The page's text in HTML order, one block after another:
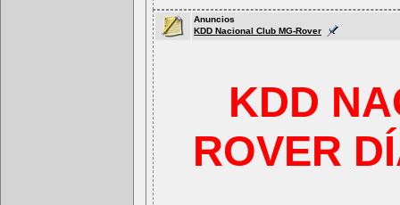
Anuncios
KDD Nacional Club MG-Rover
KDD
ROVER